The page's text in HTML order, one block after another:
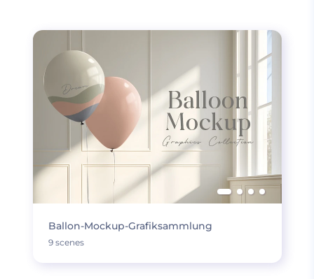
Ballon-Mockup-Grafiksammlung
9 scenes